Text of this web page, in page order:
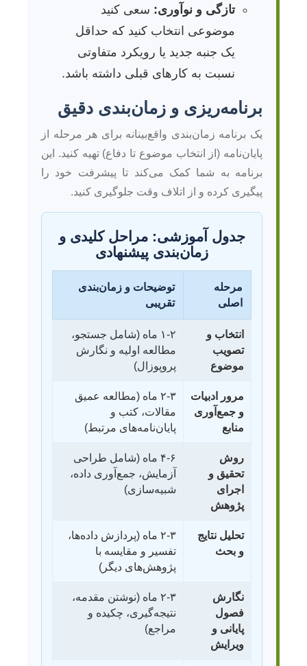
تازگی و نوآوری: سعی کنید
موضوعی انتخاب کنید که حداقل
یک جنبه جدید یا رویکرد متفاوتی
نسبت به کارهای قبلی داشته باشد.
برنامه‌ریزی و زمان‌بندی دقیق
یک برنامه زمان‌بندی واقع‌بینانه برای هر مرحله از
پایان‌نامه (از انتخاب موضوع تا دفاع) تهیه کنید. این
برنامه به شما کمک می‌کند تا پیشرفت خود را
پیگیری کرده و از اتلاف وقت جلوگیری کنید.
جدول آموزشی: مراحل کلیدی و
زمان‌بندی پیشنهادی
مرحله
اصلی
توضیحات و زمان‌بندی
تقریبی
انتخاب و
تصویب
موضوع
۱-۲ ماه (شامل جستجو،
مطالعه اولیه و نگارش
پروپوزال)
مرور ادبیات
و جمع‌آوری
منابع
۲-۳ ماه (مطالعه عمیق
مقالات، کتب و
پایان‌نامه‌های مرتبط)
روش
تحقیق و
اجرای
پژوهش
۴-۶ ماه (شامل طراحی
آزمایش، جمع‌آوری داده،
شبیه‌سازی)
تحلیل نتایج
و بحث
۲-۳ ماه (پردازش داده‌ها،
تفسیر و مقایسه با
پژوهش‌های دیگر)
نگارش
فصول
پایانی و
ویرایش
۲-۳ ماه (نوشتن مقدمه،
نتیجه‌گیری، چکیده و
مراجع)